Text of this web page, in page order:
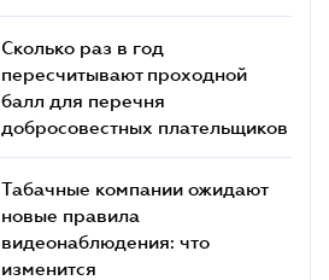
Сколько раз в год
пересчитывают проходной
балл для перечня
добросовестных плательщиков
Табачные компании ожидают
новые правила
видеонаблюдения: что
изменится